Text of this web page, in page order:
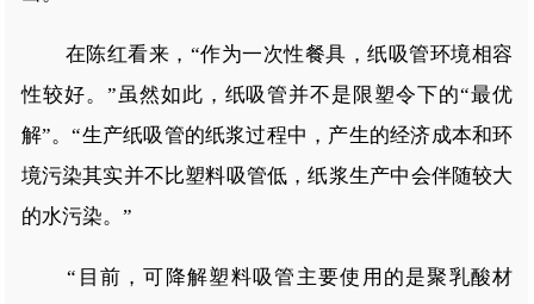
在陈红看来，“作为一次性餐具，纸吸管环境相容
性较好。”虽然如此，纸吸管并不是限塑令下的“最优
解”。“生产纸吸管的纸浆过程中，产生的经济成本和环
境污染其实并不比塑料吸管低，纸浆生产中会伴随较大
的水污染。”
“目前，可降解塑料吸管主要使用的是聚乳酸材